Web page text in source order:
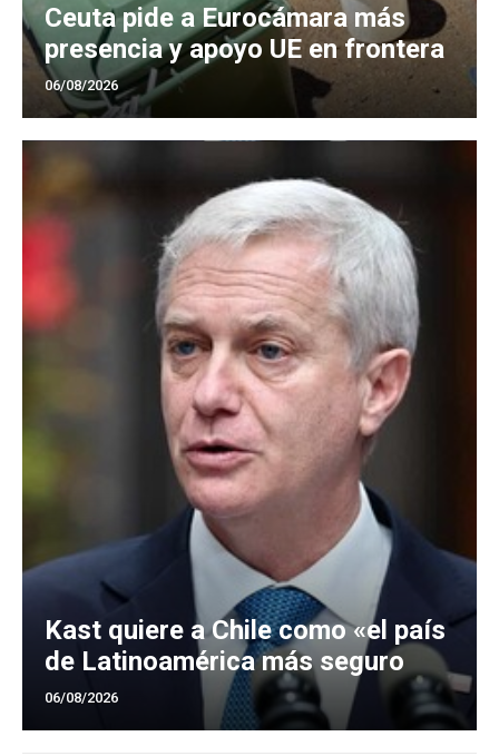
Ceuta pide a Eurocámara más
presencia y apoyo UE en frontera
06/08/2026
Kast quiere a Chile como «el país
de Latinoamérica más seguro
06/08/2026